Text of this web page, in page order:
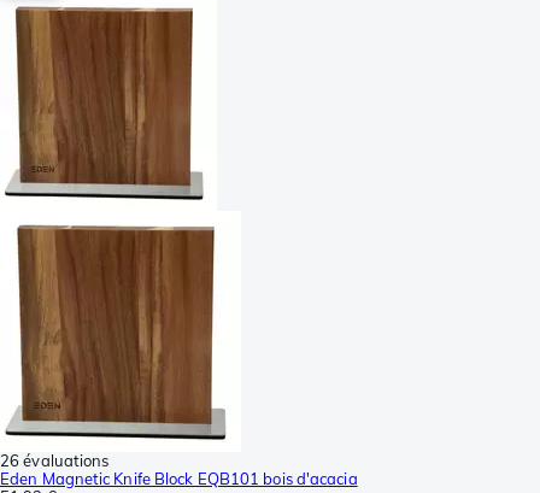
26 évaluations
Eden Magnetic Knife Block EQB101 bois d'acacia